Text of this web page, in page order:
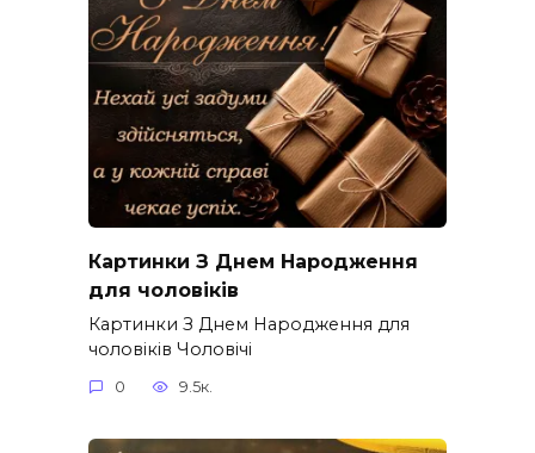
Картинки З Днем Народження
для чоловіків​
Картинки З Днем Народження для
чоловіків​ Чоловічі
0 9.5к.